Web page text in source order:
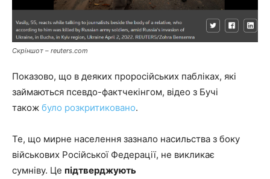
Скріншот – reuters.com
Показово, що в деяких проросійських пабліках, які
займаються псевдо-фактчекінгом, відео з Бучі
також було розкритиковано.
Те, що мирне населення зазнало насильства з боку
військових Російської Федерації, не викликає
сумніву. Це підтверджують